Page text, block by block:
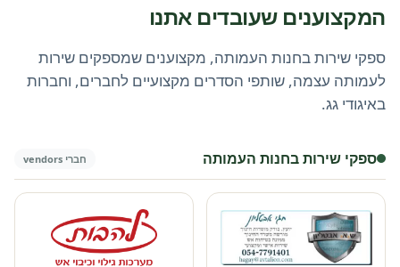
המקצוענים שעובדים אתנו
ספקי שירות בחנות העמותה, מקצוענים שמספקים שירות
לעמותה עצמה, שותפי הסדרים מקצועיים לחברים, וחברות
באיגודי גג.
ספקי שירות בחנות העמותה חברי vendors